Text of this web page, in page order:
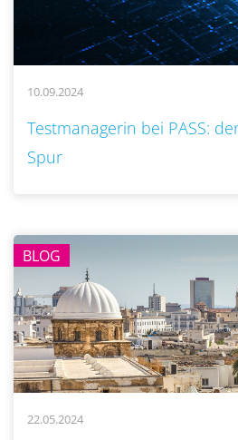
10.09.2024
Testmanagerin bei PASS:
Spur
BLOG
22.05.2024